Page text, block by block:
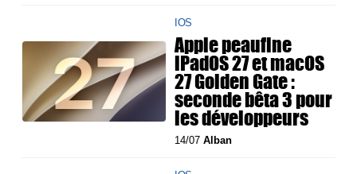
IOS
Apple peaufine
iPadOS 27 et macOS
27 Golden Gate :
seconde bêta 3 pour
les développeurs
14/07Alban